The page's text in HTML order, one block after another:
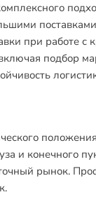
при работе
подбор
и
рынок.